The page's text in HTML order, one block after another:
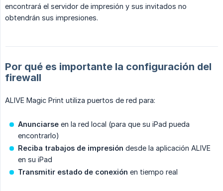
encontrará el servidor de impresión y sus invitados no
obtendrán sus impresiones.
Por qué es importante la configuración del
firewall
ALIVE Magic Print utiliza puertos de red para:
Anunciarse en la red local (para que su iPad pueda
encontrarlo)
Reciba trabajos de impresión desde la aplicación ALIVE
en su iPad
Transmitir estado de conexión en tiempo real